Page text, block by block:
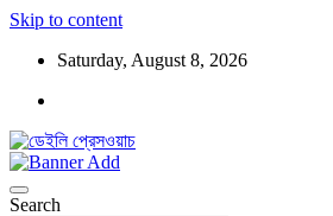
Skip to content
Saturday, August 8, 2026
ডেইলি প্রেসওয়াচ
Search